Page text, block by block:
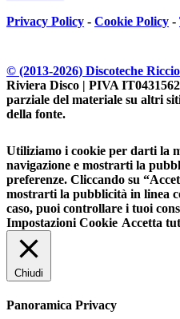
Privacy Policy - Cookie Policy -
© (2013-2026) Discoteche
Riviera Disco | PIVA
parziale del materiale su altri
della fonte.
Utiliziamo i cookie per darti la
navigazione e mostrarti la
preferenze. Cliccando su
mostrarti la pubblicità in linea
caso, puoi controllare i tuoi
Impostazioni Cookie Accetta
Chiudi
Panoramica Privacy